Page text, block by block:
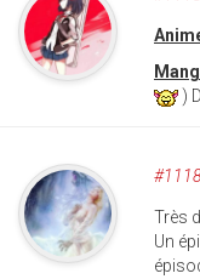
)
Très
Un